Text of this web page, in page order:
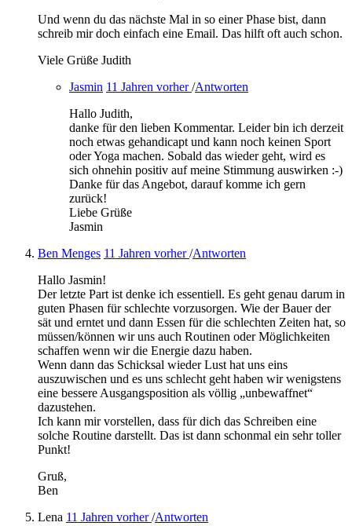
Und wenn du das nächste Mal in so einer Phase bist, dann
schreib mir doch einfach eine Email. Das hilft oft auch schon.
Viele Grüße Judith
Jasmin 11 Jahren vorher/Antworten
Hallo Judith,
danke für den lieben Kommentar. Leider bin ich derzeit
noch etwas gehandicapt und kann noch keinen Sport
oder Yoga machen. Sobald das wieder geht, wird es
sich ohnehin positiv auf meine Stimmung auswirken :-)
Danke für das Angebot, darauf komme ich gern
zurück!
Liebe Grüße
Jasmin
Ben Menges 11 Jahren vorher/Antworten
Hallo Jasmin!
Der letzte Part ist denke ich essentiell. Es geht genau darum in
guten Phasen für schlechte vorzusorgen. Wie der Bauer der
sät und erntet und dann Essen für die schlechten Zeiten hat, so
müssen/können wir uns auch Routinen oder Möglichkeiten
schaffen wenn wir die Energie dazu haben.
Wenn dann das Schicksal wieder Lust hat uns eins
auszuwischen und es uns schlecht geht haben wir wenigstens
eine bessere Ausgangsposition als völlig „unbewaffnet“
dazustehen.
Ich kann mir vorstellen, dass für dich das Schreiben eine
solche Routine darstellt. Das ist dann schonmal ein sehr toller
Punkt!
Gruß,
Ben
Lena 11 Jahren vorher/Antworten